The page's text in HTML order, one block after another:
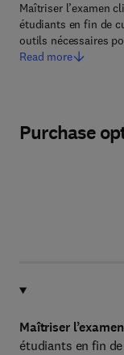
Maîtriser l’examen
étudiants en fin de
outils nécessaires
Read more
Purchase
Maîtriser
étudiants en fin